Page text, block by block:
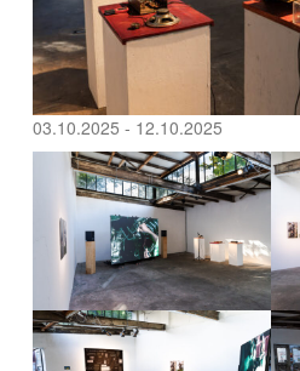
03.10.2025 - 12.10.2025